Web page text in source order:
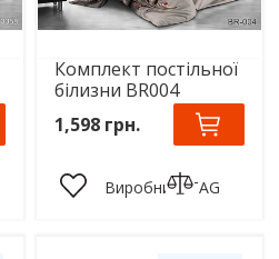
Комплект постільної
білизни BR004
1,598 грн.
Виробник: TAG